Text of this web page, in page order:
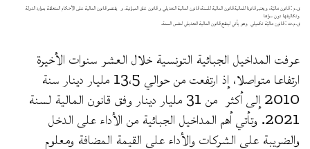
ق.م : قانون ماليّة، ويعتبر قانونا للمالية قانون المالية للسنة، قانون المالية التعديلي و قانون غلق الميزانية. و يقتصر قانون المالية على الأحكام المتعلقة بموارد الدولة
وتكاليفها دون سواها
ق.م.ت : قانون ماليّة تكميلي وهو يأتي لينقح قانون المالية التعديلي لنفس السنة.
عرفت المداخيل الجبائية التونسية خلال العشر سنوات الأخيرة
ارتفاعا متواصلا، إذ ارتفعت من حوالي 13،5 مليار دينار سنة
2010 إلى أكثر من 31 مليار دينار وفق قانون المالية لسنة
2021. وتأتي أهم المداخيل الجبائية من الأداء على الدخل
والضريبة على الشركات والأداء على القيمة المضافة ومعلوم